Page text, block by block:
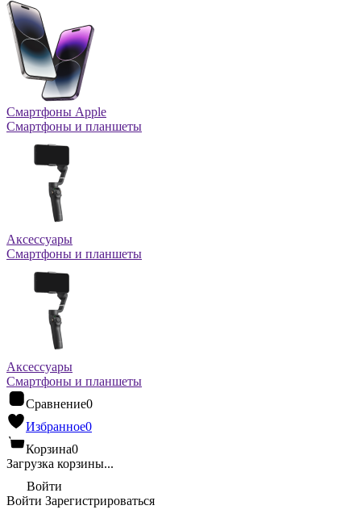
Смартфоны Apple
Смартфоны и планшеты
Аксессуары
Смартфоны и планшеты
Аксессуары
Смартфоны и планшеты
Сравнение0
Избранное0
Корзина0
Загрузка корзины...
Войти
Войти Зарегистрироваться